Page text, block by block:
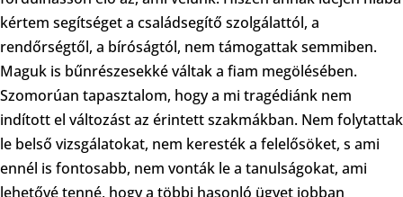
kértem segítséget a családsegítő szolgálattól, a
rendőrségtől, a bíróságtól, nem támogattak semmiben.
Maguk is bűnrészesekké váltak a fiam megölésében.
Szomorúan tapasztalom, hogy a mi tragédiánk nem
indított el változást az érintett szakmákban. Nem folytattak
le belső vizsgálatokat, nem keresték a felelősöket, s ami
ennél is fontosabb, nem vonták le a tanulságokat, ami
lehetővé tenné, hogy a többi hasonló ügyet jobban